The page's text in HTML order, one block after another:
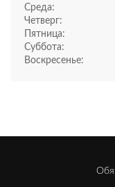
Среда:
Четверг:
Пятница:
Суббота:
Воскресенье: